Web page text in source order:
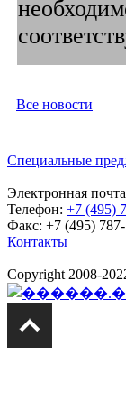
Все новости
Специальные
Электронная
Телефон: +7 (495)
Факс: +7 (495)
Контакты
Copyright 2008-